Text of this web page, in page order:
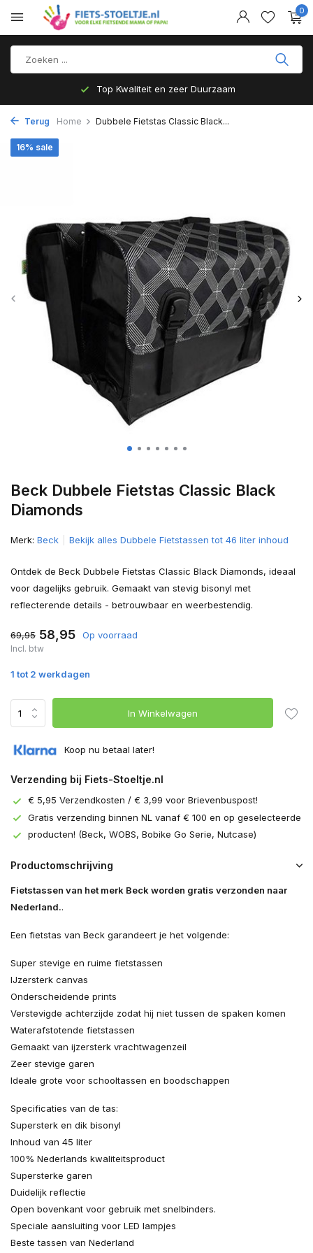
0
Top Kwaliteit en zeer Duurzaam
Terug Home Dubbele Fietstas Classic Black...
Beck Dubbele Fietstas Classic Black
Diamonds
16% sale
Merk: Beck Bekijk alles Dubbele Fietstassen tot 46 liter inhoud
Ontdek de Beck Dubbele Fietstas Classic Black Diamonds, ideaal
voor dagelijks gebruik. Gemaakt van stevig bisonyl met
reflecterende details - betrouwbaar en weerbestendig.
69,95 58,95 Op voorraad
Incl. btw
1 tot 2 werkdagen
In Winkelwagen
Koop nu betaal later!
Verzending bij Fiets-Stoeltje.nl
€ 5,95 Verzendkosten / € 3,99 voor Brievenbuspost!
Gratis verzending binnen NL vanaf € 100 en op geselecteerde
producten! (Beck, WOBS, Bobike Go Serie, Nutcase)
Productomschrijving
Fietstassen van het merk Beck worden gratis verzonden naar
Nederland..
Een fietstas van Beck garandeert je het volgende:
Super stevige en ruime fietstassen
IJzersterk canvas
Onderscheidende prints
Verstevigde achterzijde zodat hij niet tussen de spaken komen
Waterafstotende fietstassen
Gemaakt van ijzersterk vrachtwagenzeil
Zeer stevige garen
Ideale grote voor schooltassen en boodschappen
Specificaties van de tas:
Supersterk en dik bisonyl
Inhoud van 45 liter
100% Nederlands kwaliteitsproduct
Supersterke garen
Duidelijk reflectie
Open bovenkant voor gebruik met snelbinders.
Speciale aansluiting voor LED lampjes
Beste tassen van Nederland